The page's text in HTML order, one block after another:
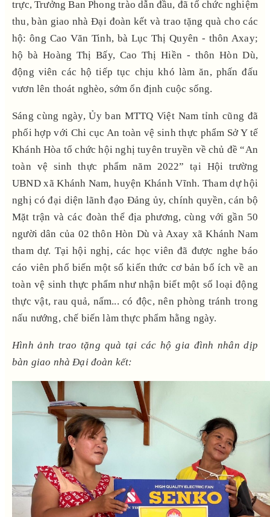
trực, Trưởng Ban Phong trào dẫn đầu, đã tổ chức nghiệm
thu, bàn giao nhà Đại đoàn kết và trao tặng quà cho các
hộ: ông Cao Văn Tinh, bà Lục Thị Quyên - thôn Axay;
hộ bà Hoàng Thị Bấy, Cao Thị Hiền - thôn Hòn Dù,
động viên các hộ tiếp tục chịu khó làm ăn, phấn đấu
vươn lên thoát nghèo, sớm ổn định cuộc sống.
Sáng cùng ngày, Ủy ban MTTQ Việt Nam tỉnh cũng đã
phối hợp với Chi cục An toàn vệ sinh thực phẩm Sở Y tế
Khánh Hòa tổ chức hội nghị tuyên truyền về chủ đề “An
toàn vệ sinh thực phẩm năm 2022” tại Hội trường
UBND xã Khánh Nam, huyện Khánh Vĩnh. Tham dự hội
nghị có đại diện lãnh đạo Đảng ủy, chính quyền, cán bộ
Mặt trận và các đoàn thể địa phương, cùng với gần 50
người dân của 02 thôn Hòn Dù và Axay xã Khánh Nam
tham dự. Tại hội nghị, các học viên đã được nghe báo
cáo viên phổ biến một số kiến thức cơ bản bổ ích về an
toàn vệ sinh thực phẩm như nhận biết một số loại động
thực vật, rau quả, nấm... có độc, nên phòng tránh trong
nấu nướng, chế biến làm thực phẩm hằng ngày.
Hình ảnh trao tặng quà tại các hộ gia đình nhân dịp
bàn giao nhà Đại đoàn kết: